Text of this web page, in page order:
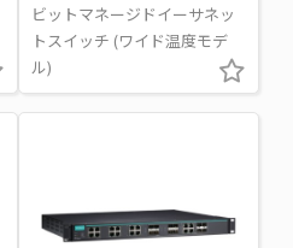
ビットマネージドイーサネッ
トスイッチ (ワイド温度モデ
ル)